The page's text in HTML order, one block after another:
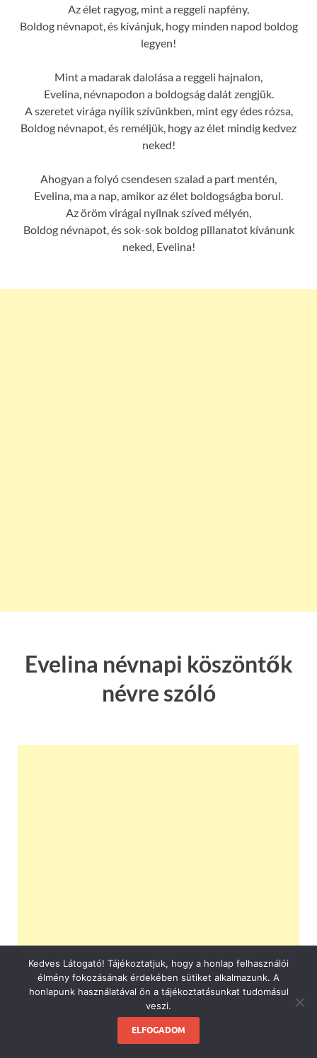
Az élet ragyog, mint a reggeli napfény,
Boldog névnapot, és kívánjuk, hogy minden napod boldog
legyen!
Mint a madarak dalolása a reggeli hajnalon,
Evelina, névnapodon a boldogság dalát zengjük.
A szeretet virága nyílik szívünkben, mint egy édes rózsa,
Boldog névnapot, és reméljük, hogy az élet mindig kedvez
neked!
Ahogyan a folyó csendesen szalad a part mentén,
Evelina, ma a nap, amikor az élet boldogságba borul.
Az öröm virágai nyílnak szíved mélyén,
Boldog névnapot, és sok-sok boldog pillanatot kívánunk
neked, Evelina!
Evelina névnapi köszöntők
névre szóló
Kedves Látogató! Tájékoztatjuk, hogy a honlap felhasználói
élmény fokozásának érdekében sütiket alkalmazunk. A
honlapunk használatával ön a tájékoztatásunkat tudomásul
veszi.
ELFOGADOM